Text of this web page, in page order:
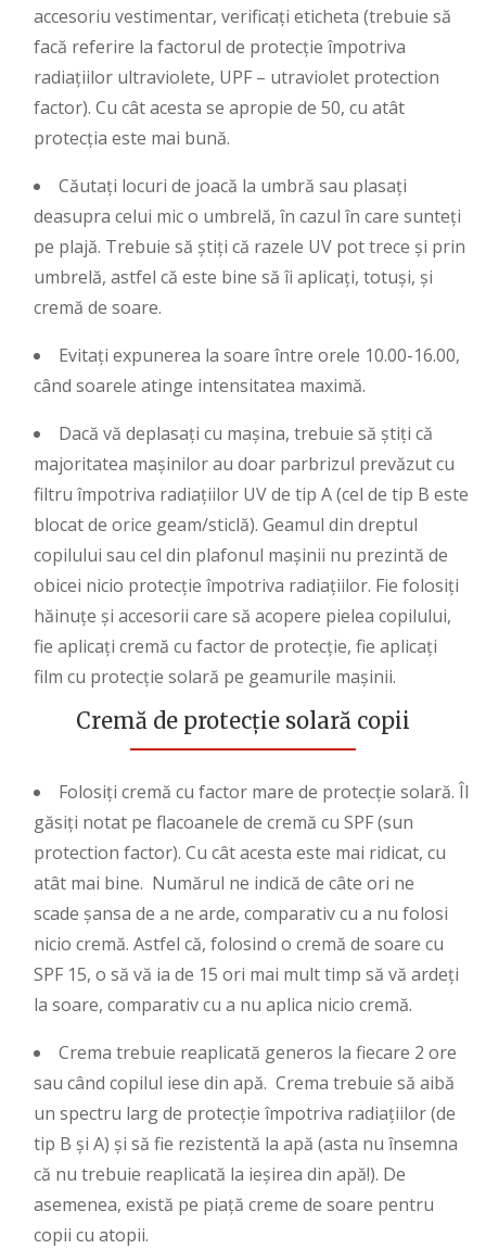
accesoriu vestimentar, verificați eticheta (trebuie să
facă referire la factorul de protecție împotriva
radiațiilor ultraviolete, UPF – utraviolet protection
factor). Cu cât acesta se apropie de 50, cu atât
protecția este mai bună.
Căutați locuri de joacă la umbră sau plasați
deasupra celui mic o umbrelă, în cazul în care sunteți
pe plajă. Trebuie să știți că razele UV pot trece și prin
umbrelă, astfel că este bine să îi aplicați, totuși, și
cremă de soare.
Evitați expunerea la soare între orele 10.00-16.00,
când soarele atinge intensitatea maximă.
Dacă vă deplasați cu mașina, trebuie să știți că
majoritatea mașinilor au doar parbrizul prevăzut cu
filtru împotriva radiațiilor UV de tip A (cel de tip B este
blocat de orice geam/sticlă). Geamul din dreptul
copilului sau cel din plafonul mașinii nu prezintă de
obicei nicio protecție împotriva radiațiilor. Fie folosiți
hăinuțe și accesorii care să acopere pielea copilului,
fie aplicați cremă cu factor de protecție, fie aplicați
film cu protecție solară pe geamurile mașinii.
Cremă de protecție solară copii
Folosiți cremă cu factor mare de protecție solară. Îl
găsiți notat pe flacoanele de cremă cu SPF (sun
protection factor). Cu cât acesta este mai ridicat, cu
atât mai bine. Numărul ne indică de câte ori ne
scade șansa de a ne arde, comparativ cu a nu folosi
nicio cremă. Astfel că, folosind o cremă de soare cu
SPF 15, o să vă ia de 15 ori mai mult timp să vă ardeți
la soare, comparativ cu a nu aplica nicio cremă.
Crema trebuie reaplicată generos la fiecare 2 ore
sau când copilul iese din apă. Crema trebuie să aibă
un spectru larg de protecție împotriva radiațiilor (de
tip B și A) și să fie rezistentă la apă (asta nu însemna
că nu trebuie reaplicată la ieșirea din apă!). De
asemenea, există pe piață creme de soare pentru
copii cu atopii.